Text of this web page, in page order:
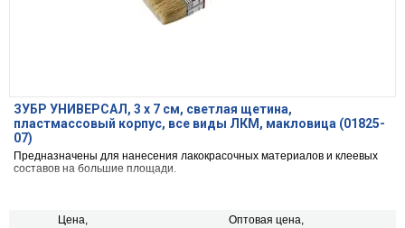
ЗУБР УНИВЕРСАЛ, 3 х 7 см, светлая щетина,
пластмассовый корпус, все виды ЛКМ, макловица (01825-
07)
Предназначены для нанесения лакокрасочных материалов и клеевых
составов на большие площади.
Цена, Оптовая цена,